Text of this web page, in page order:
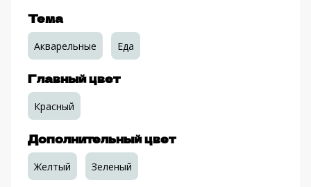
Тема
Акварельные Еда
Главный цвет
Красный
Дополнительный цвет
Желтый Зеленый